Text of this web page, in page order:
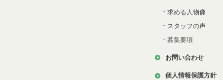
・ 求める人物像
・ スタッフの声
・ 募集要項
お問い合わせ
個人情報保護方針